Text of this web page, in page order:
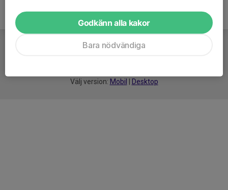
Välj version: Mobil Desktop
Godkänn alla kakor
Bara nödvändiga